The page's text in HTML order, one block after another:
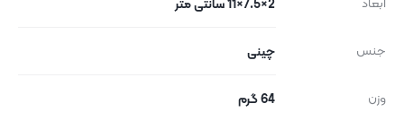
جنس چینی
وزن 64 گرم